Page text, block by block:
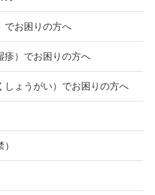
でお困りの方へ
疹）でお困りの方へ
しょうがい）でお困りの方へ